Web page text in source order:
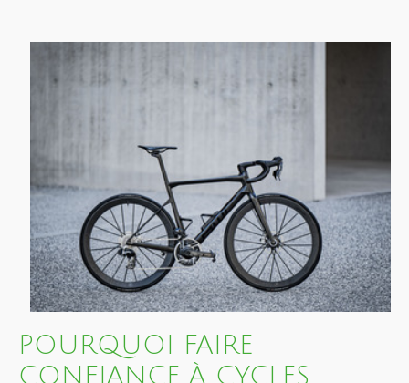
POURQUOI FAIRE
CONFIANCE À CYCLES